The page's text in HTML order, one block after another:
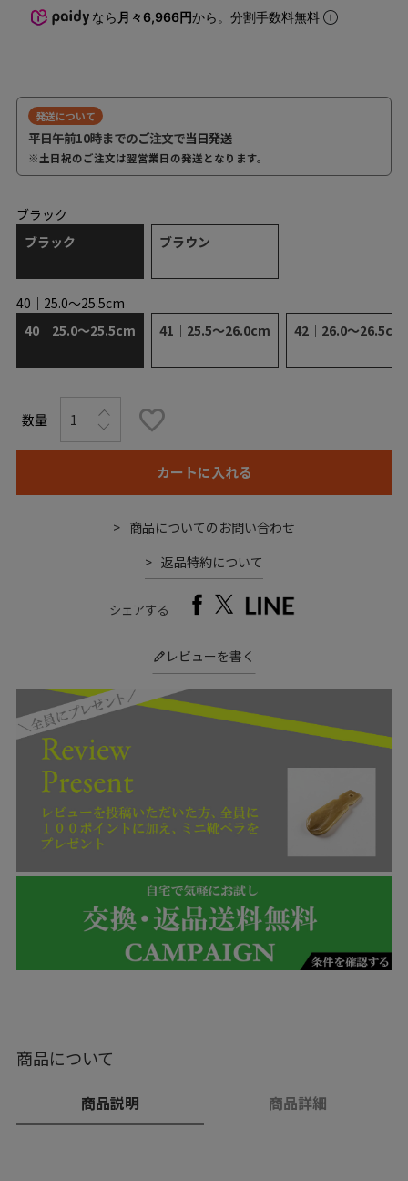
なら 月々6,966円から。分割手数料無料
発送について
平日午前10時までのご注文で当日発送
※土日祝のご注文は翌営業日の発送となります。
40｜25.0～25.5cm
40｜25.0～25.5cm
41｜25.5～26.0cm 42｜26.0～26.5cm
ブラック
ブラック
ブラウン
カートに入れる
商品についてのお問い合わせ
返品特約について
シェアする
レビューを書く
商品について
商品説明 商品詳細